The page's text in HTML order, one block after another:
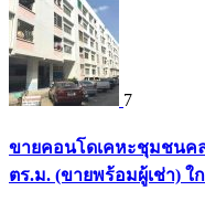
7
ขายคอนโดเคหะชุมชนค
ตร.ม. (ขายพร้อมผู้เช่า) ใ